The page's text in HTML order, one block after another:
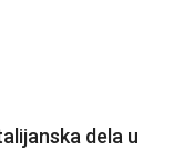
dela u